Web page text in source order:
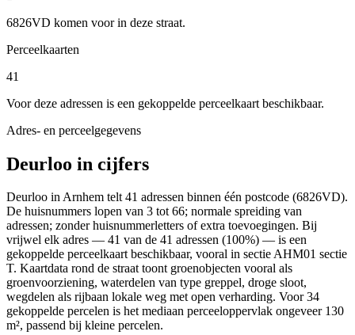
6826VD komen voor in deze straat.
Perceelkaarten
41
Voor deze adressen is een gekoppelde perceelkaart beschikbaar.
Adres- en perceelgegevens
Deurloo in cijfers
Deurloo in Arnhem telt 41 adressen binnen één postcode (6826VD).
De huisnummers lopen van 3 tot 66; normale spreiding van
adressen; zonder huisnummerletters of extra toevoegingen. Bij
vrijwel elk adres — 41 van de 41 adressen (100%) — is een
gekoppelde perceelkaart beschikbaar, vooral in sectie AHM01 sectie
T. Kaartdata rond de straat toont groenobjecten vooral als
groenvoorziening, waterdelen van type greppel, droge sloot,
wegdelen als rijbaan lokale weg met open verharding. Voor 34
gekoppelde percelen is het mediaan perceeloppervlak ongeveer 130
m², passend bij kleine percelen.